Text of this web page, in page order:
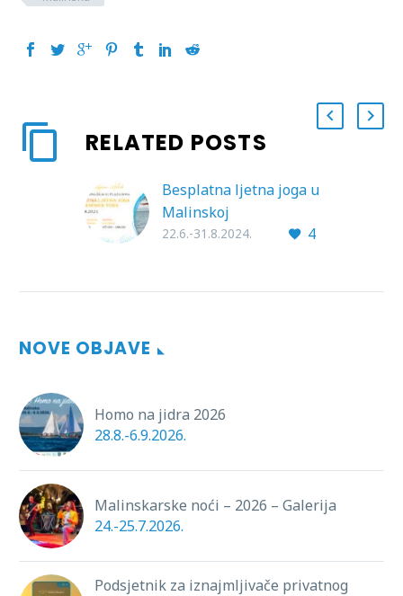
RELATED POSTS
Besplatna ljetna joga u
Malinskoj
4
22.6.-31.8.2024.
NOVE OBJAVE
Homo na jidra 2026
28.8.-6.9.2026.
Malinskarske noći – 2026 – Galerija
24.-25.7.2026.
Podsjetnik za iznajmljivače privatnog